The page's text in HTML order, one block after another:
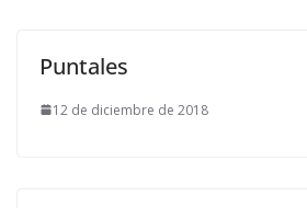
Puntales
12 de diciembre de 2018